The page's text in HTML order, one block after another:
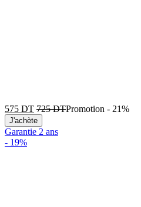
575 DT 725DTPromotion - 21%
J'achète
Garantie 2 ans
- 19%